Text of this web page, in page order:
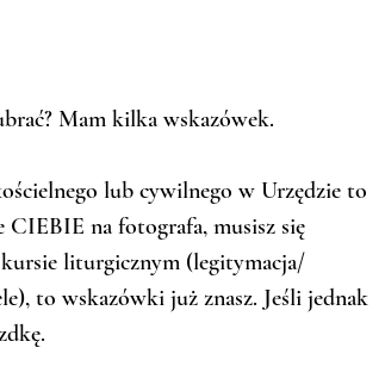
Mam kilka wskazówek.
lub cywilnego w Urzędzie to
CIEBIE na fotografa, musisz się
liturgicznym (legitymacja/
to wskazówki już znasz. Jeśli jednak